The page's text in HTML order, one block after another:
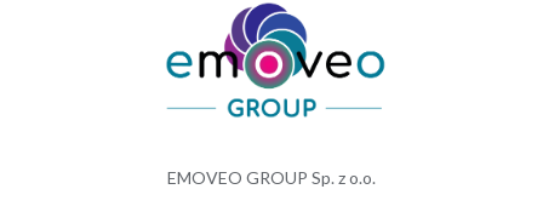
EMOVEO GROUP Sp. z o.o.